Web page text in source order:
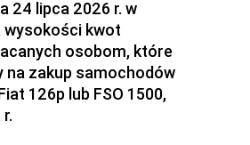
24 lipca 2026 r. w
wysokości kwot
osobom, które
na zakup samochodów
126p lub FSO 1500,